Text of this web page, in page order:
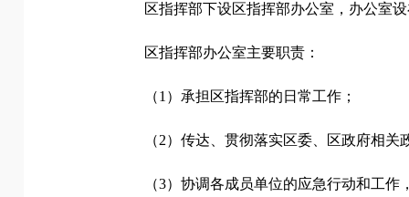
区指挥部下设区指挥部办公室，办公室
区指挥部办公室主要职责：
（1）承担区指挥部的日常工作；
（2）传达、贯彻落实区委、区政府相关
（3）协调各成员单位的应急行动和工